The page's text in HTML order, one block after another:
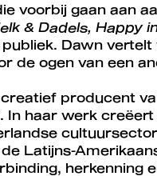
voorbij gaan aan
& Dadels, Happy
Dawn
de ogen van een
creatief producent
In haar werk
Latijns-
herkenning